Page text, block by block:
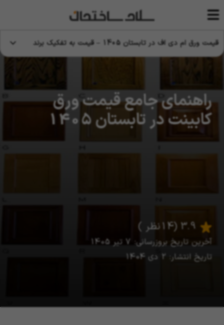
قیمت ورق ام دی اف در تابستان 1405 – قیمت به تفکیک برند
راهنمای جامع قیمت ورق
کابینت در تابستان 1405
آخرین تاریخ بروزرسانی: 7 تیر 1405
تاریخ انتشار: 2 دی 1404
(14 نظر )